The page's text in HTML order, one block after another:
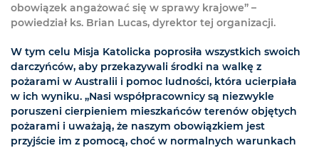
obowiązek angażować się w sprawy krajowe” –
powiedział ks. Brian Lucas, dyrektor tej organizacji.
W tym celu Misja Katolicka poprosiła wszystkich swoich
darczyńców, aby przekazywali środki na walkę z
pożarami w Australii i pomoc ludności, która ucierpiała
w ich wyniku. „Nasi współpracownicy są niezwykle
poruszeni cierpieniem mieszkańców terenów objętych
pożarami i uważają, że naszym obowiązkiem jest
przyjście im z pomocą, choć w normalnych warunkach